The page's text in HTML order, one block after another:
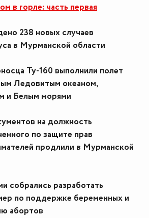
в горле: часть первая
238 новых случаев
в Мурманской области
Ту-160 выполнили полет
Ледовитым океаном,
и Белым морями
на должность
по защите прав
продлили в Мурманской
собрались разработать
по поддержке беременных и
абортов